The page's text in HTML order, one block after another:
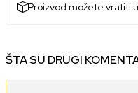
Proizvod možete vratiti
ŠTA SU DRUGI